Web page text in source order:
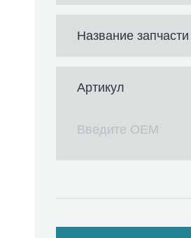
Название запчасти
Артикул